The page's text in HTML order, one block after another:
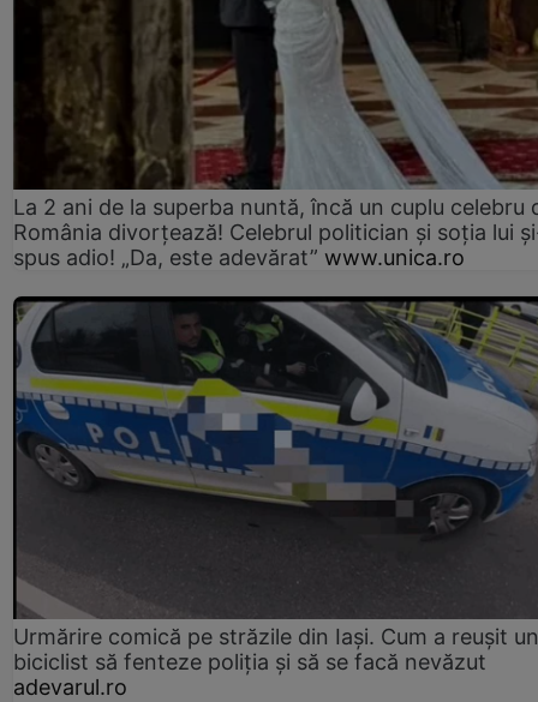
La 2 ani de la superba nuntă, încă un cuplu celebru
România divorțează! Celebrul politician și soția lui
spus adio! „Da, este adevărat” www.unica.ro
Urmărire comică pe străzile din Iași. Cum a reușit un
biciclist să fenteze poliția și să se facă nevăzut
adevarul.ro